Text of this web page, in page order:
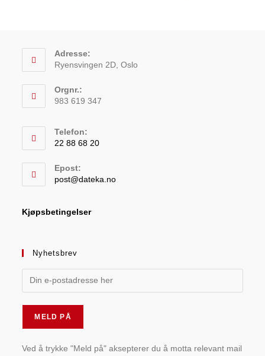
Adresse:
Ryensvingen 2D, Oslo
Orgnr.:
983 619 347
Telefon:
22 88 68 20
Epost:
post@dateka.no
Kjøpsbetingelser
Nyhetsbrev
Ved å trykke "Meld på" aksepterer du å motta relevant mail